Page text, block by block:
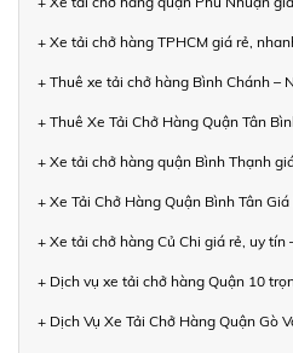
+ Xe tải chở hàng TPHCM giá rẻ,
+ Thuê xe tải chở hàng Bình Chánh –
+ Thuê Xe Tải Chở Hàng Quận Tân
+ Xe tải chở hàng quận Bình Thạnh
+ Xe Tải Chở Hàng Quận Bình Tân Giá
+ Xe tải chở hàng Củ Chi giá rẻ, uy tín
+ Dịch vụ xe tải chở hàng Quận 10
+ Dịch Vụ Xe Tải Chở Hàng Quận Gò